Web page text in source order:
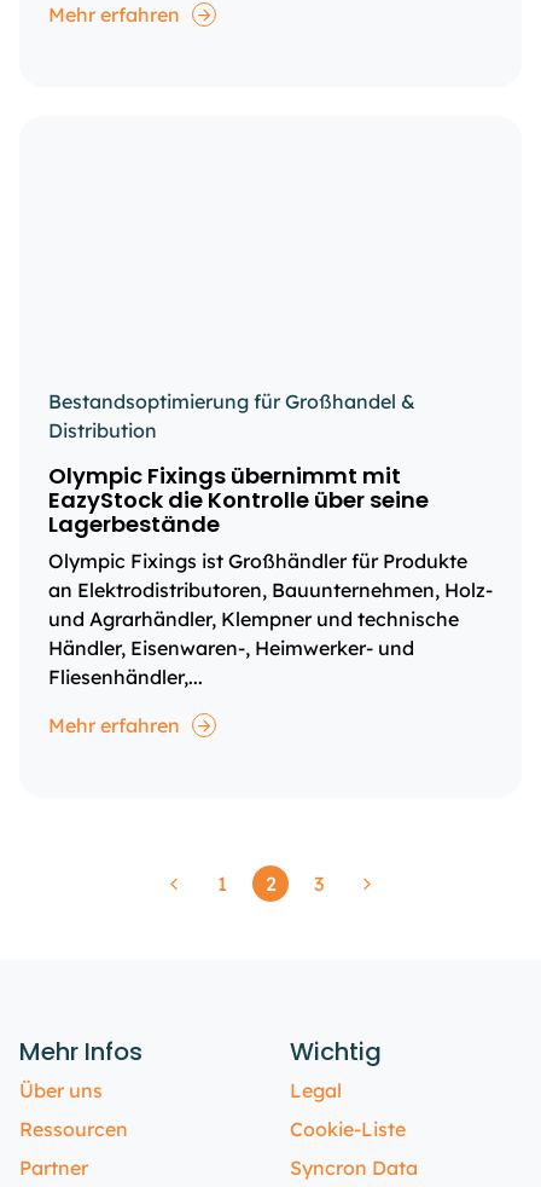
Mehr erfahren
Bestandsoptimierung für Großhandel &
Distribution
Olympic Fixings übernimmt mit
EazyStock die Kontrolle über seine
Lagerbestände
Olympic Fixings ist Großhändler für Produkte
an Elektrodistributoren, Bauunternehmen, Holz-
und Agrarhändler, Klempner und technische
Händler, Eisenwaren-, Heimwerker- und
Fliesenhändler,...
Mehr erfahren
PreviousPage
1
Page
2
Page
3
Next
Mehr Infos
Über uns
Ressourcen
Partner
Wichtig
Legal
Cookie-Liste
Syncron Data